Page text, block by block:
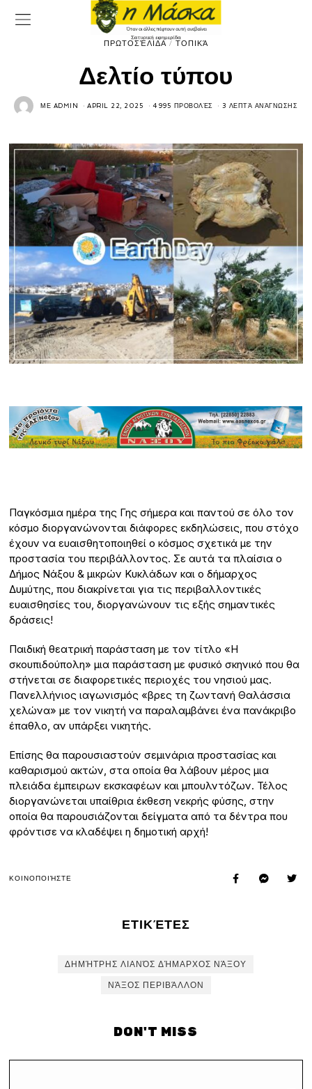
ΠΡΩΤΟΣΈΛΙΔΑ / ΤΟΠΙΚΆ
Δελτίο τύπου
ΜΕ ADMIN APRIL 22, 2025 4995 ΠΡΟΒΟΛΈΣ 3 ΛΕΠΤΆ ΑΝΆΓΝΩΣΗΣ
Παγκόσμια ημέρα της Γης σήμερα και παντού σε όλο τον
κόσμο διοργανώνονται διάφορες εκδηλώσεις, που στόχο
έχουν να ευαισθητοποιηθεί ο κόσμος σχετικά με την
προστασία του περιβάλλοντος. Σε αυτά τα πλαίσια ο
Δήμος Νάξου & μικρών Κυκλάδων και ο δήμαρχος
Δυμύτης, που διακρίνεται για τις περιβαλλοντικές
ευαισθησίες του, διοργανώνουν τις εξής σημαντικές
δράσεις!
Παιδική θεατρική παράσταση με τον τίτλο «Η
σκουπιδούπολη» μια παράσταση με φυσικό σκηνικό που θα
στήνεται σε διαφορετικές περιοχές του νησιού μας.
Πανελλήνιος ιαγωνισμός «βρες τη ζωντανή Θαλάσσια
χελώνα» με τον νικητή να παραλαμβάνει ένα πανάκριβο
έπαθλο, αν υπάρξει νικητής.
Επίσης θα παρουσιαστούν σεμινάρια προστασίας και
καθαρισμού ακτών, στα οποία θα λάβουν μέρος μια
πλειάδα έμπειρων εκσκαφέων και μπουλντόζων. Τέλος
διοργανώνεται υπαίθρια έκθεση νεκρής φύσης, στην
οποία θα παρουσιάζονται δείγματα από τα δέντρα που
φρόντισε να κλαδέψει η δημοτική αρχή!
ΚΟΙΝΟΠΟΙΉΣΤΕ
ΕΤΙΚΈΤΕΣ
ΔΗΜΉΤΡΗΣ ΛΙΑΝΌΣ ΔΉΜΑΡΧΟΣ ΝΆΞΟΥ
ΝΆΞΟΣ ΠΕΡΙΒΆΛΛΟΝ
DON'T MISS